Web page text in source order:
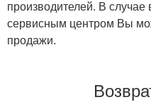
производителей. В
сервисным центром Вы
продажи.